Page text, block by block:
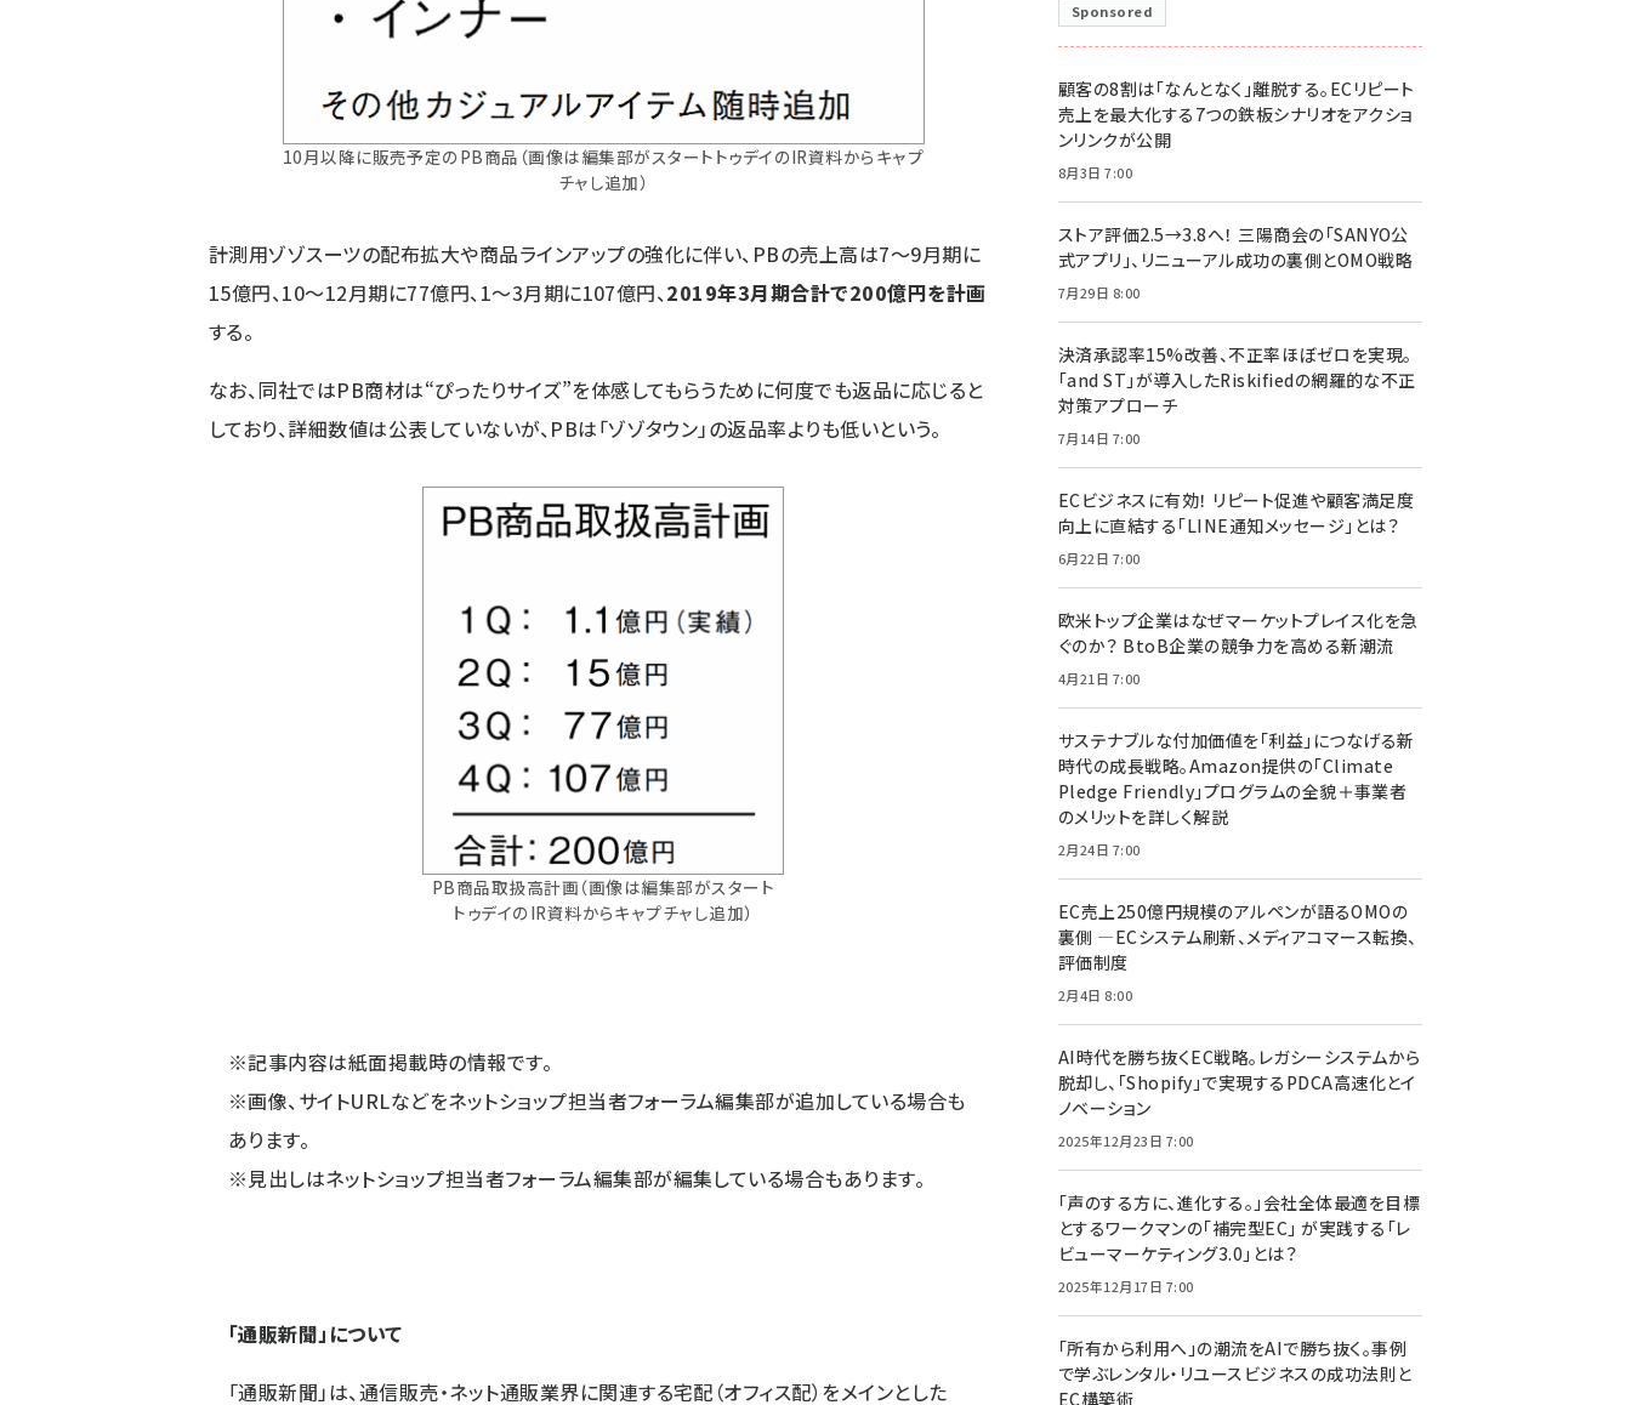
10月以降に販売予定のPB商品（画像は編集部がスタートトゥデイのIR資料からキャプ
チャし追加）
計測用ゾゾスーツの配布拡大や商品ラインアップの強化に伴い、PBの売上高は7～9月期に
15億円、10～12月期に77億円、1～3月期に107億円、2019年3月期合計で200億円を計画
する。
なお、同社ではPB商材は“ぴったりサイズ”を体感してもらうために何度でも返品に応じると
しており、詳細数値は公表していないが、PBは「ゾゾタウン」の返品率よりも低いという。
PB商品取扱高計画（画像は編集部がスタート
トゥデイのIR資料からキャプチャし追加）
※記事内容は紙面掲載時の情報です。
※画像、サイトURLなどをネットショップ担当者フォーラム編集部が追加している場合も
あります。
※見出しはネットショップ担当者フォーラム編集部が編集している場合もあります。
「通販新聞」について
「通販新聞」は、通信販売・ネット通販業界に関連する宅配（オフィス配）をメインとした
Sponsored
顧客の8割は「なんとなく」離脱する。ECリピート
売上を最大化する7つの鉄板シナリオをアクショ
ンリンクが公開
8月3日 7:00
ストア評価2.5→3.8へ！ 三陽商会の「SANYO公
式アプリ」、リニューアル成功の裏側とOMO戦略
7月29日 8:00
決済承認率15%改善、不正率ほぼゼロを実現。
「and ST」が導入したRiskifiedの網羅的な不正
対策アプローチ
7月14日 7:00
ECビジネスに有効！ リピート促進や顧客満足度
向上に直結する「LINE通知メッセージ」とは？
6月22日 7:00
欧米トップ企業はなぜマーケットプレイス化を急
ぐのか？ BtoB企業の競争力を高める新潮流
4月21日 7:00
サステナブルな付加価値を「利益」につなげる新
時代の成長戦略。Amazon提供の「Climate
Pledge Friendly」プログラムの全貌＋事業者
のメリットを詳しく解説
2月24日 7:00
EC売上250億円規模のアルペンが語るOMOの
裏側 ―ECシステム刷新、メディアコマース転換、
評価制度
2月4日 8:00
AI時代を勝ち抜くEC戦略。レガシーシステムから
脱却し、「Shopify」で実現するPDCA高速化とイ
ノベーション
2025年12月23日 7:00
「声のする方に、進化する。」会社全体最適を目標
とするワークマンの「補完型EC」 が実践する「レ
ビューマーケティング3.0」とは？
2025年12月17日 7:00
「所有から利用へ」の潮流をAIで勝ち抜く。事例
で学ぶレンタル・リユースビジネスの成功法則と
EC構築術